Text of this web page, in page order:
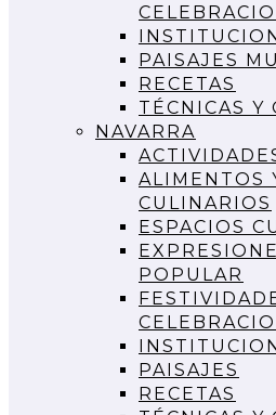
PAISAJES
RECETAS
TÉCNICAS Y
NAVARRA
ALIMENTOS
CULINARIOS
ESPACIOS
POPULAR
PAISAJES
RECETAS